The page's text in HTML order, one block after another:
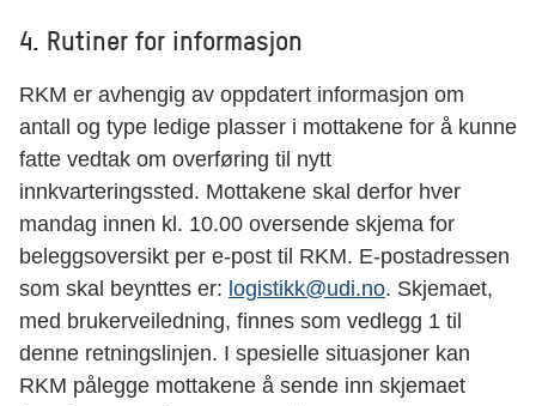
4. Rutiner for informasjon
RKM er avhengig av oppdatert informasjon om
antall og type ledige plasser i mottakene for å kunne
fatte vedtak om overføring til nytt
innkvarteringssted. Mottakene skal derfor hver
mandag innen kl. 10.00 oversende skjema for
beleggsoversikt per e-post til RKM. E-postadressen
som skal beynttes er: logistikk@udi.no. Skjemaet,
med brukerveiledning, finnes som vedlegg 1 til
denne retningslinjen. I spesielle situasjoner kan
RKM pålegge mottakene å sende inn skjemaet